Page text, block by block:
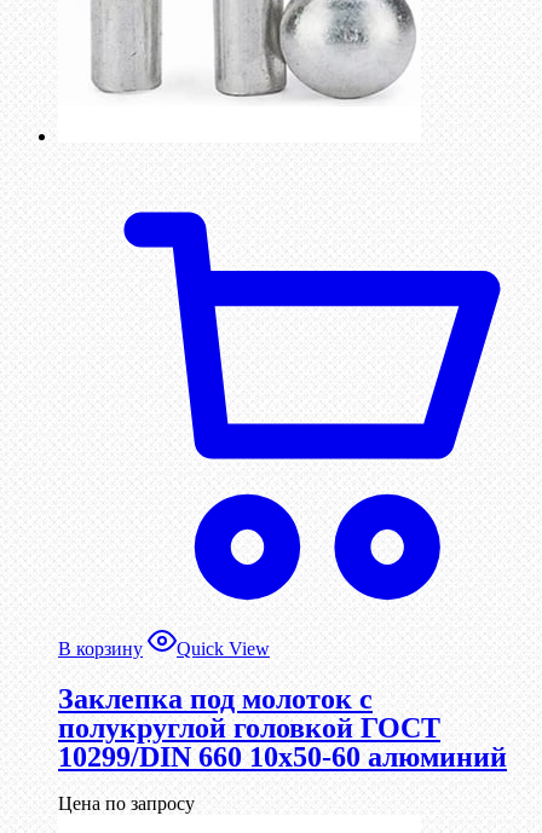
В корзину Quick View
Заклепка под молоток с
полукруглой головкой ГОСТ
10299/DIN 660 10х50-60 алюминий
Цена по запросу